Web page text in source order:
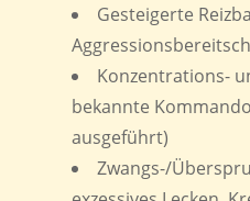
Gesteigerte
Konzentrations-
bekannte
ausgeführt)
Zwangs-/